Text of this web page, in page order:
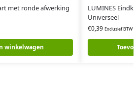
met ronde afwerking
winkelwagen
LUMINES
Universeel
€0,39 Exclusief BTW